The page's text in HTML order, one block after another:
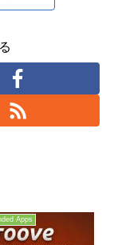
Apps